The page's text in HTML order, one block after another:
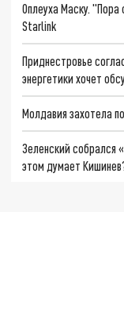
Оплеуха Маску. "Пора
Starlink
Приднестровье
энергетики хочет
Молдавия захотела
Зеленский собрался
этом думает